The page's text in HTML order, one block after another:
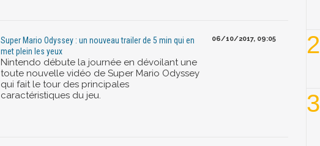
Super Mario Odyssey : un nouveau trailer de 5 min qui en
met plein les yeux
Nintendo débute la journée en dévoilant une
toute nouvelle vidéo de Super Mario Odyssey
qui fait le tour des principales
caractéristiques du jeu.
06/10/2017, 09:05 2
3